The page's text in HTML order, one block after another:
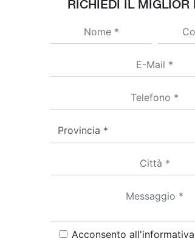
RICHIEDI IL MIGLIOR
Acconsento